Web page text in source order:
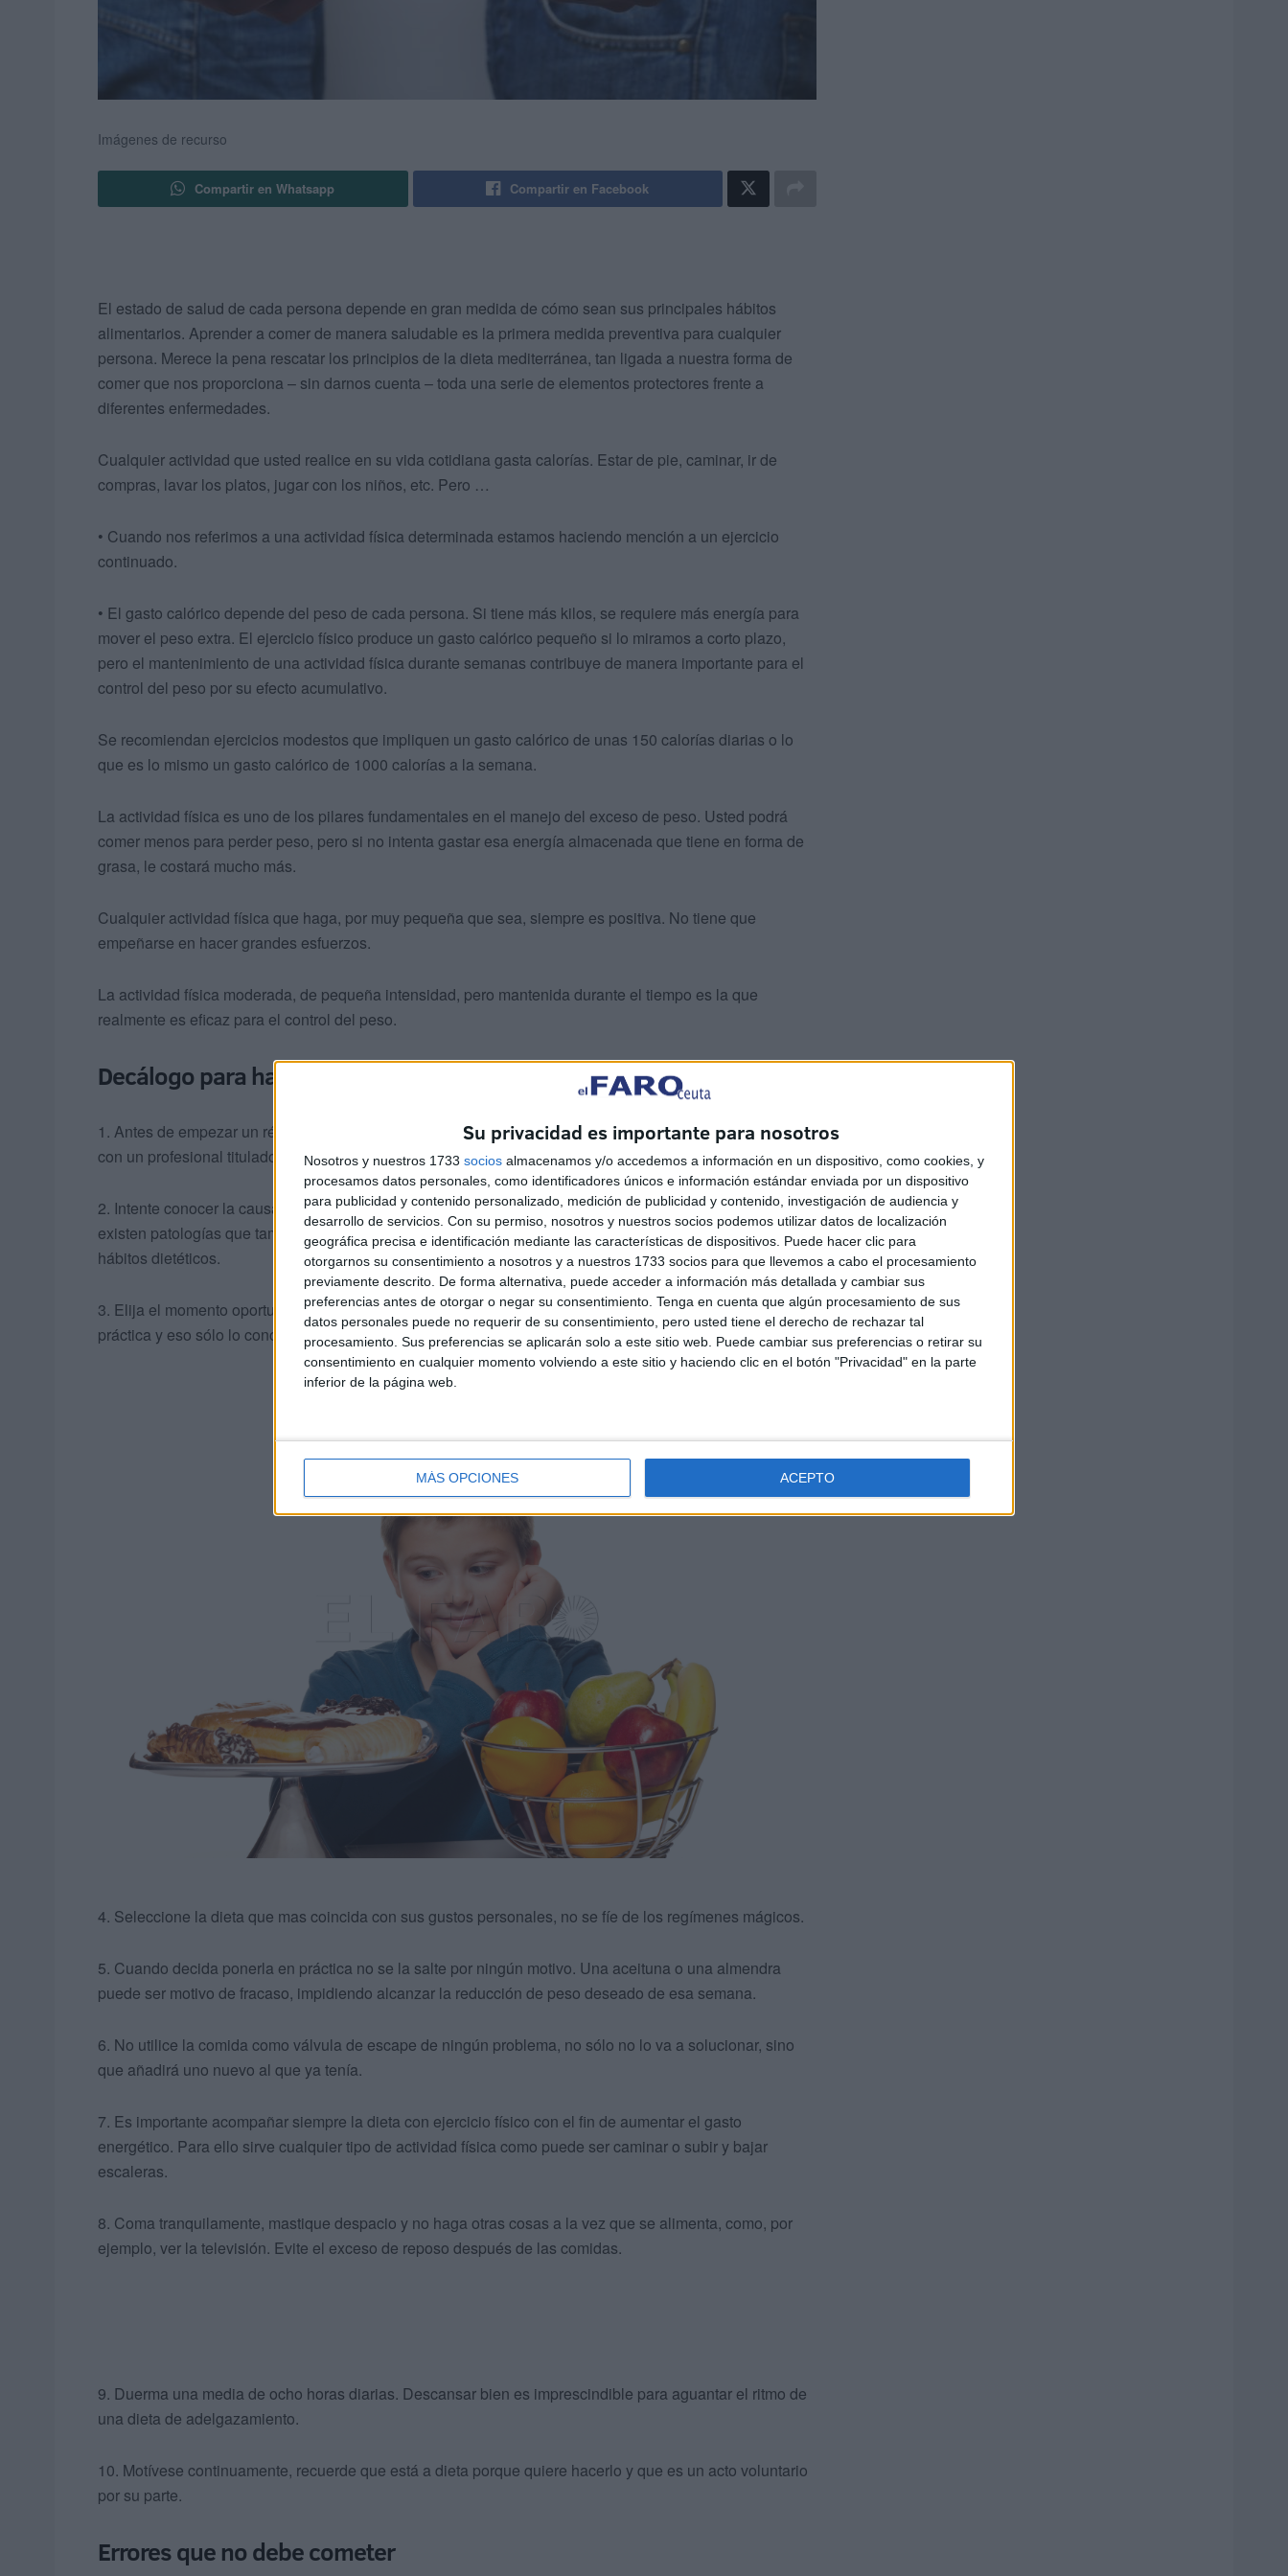
Su privacidad es importante para nosotros
Nosotros y nuestros 1733 socios almacenamos y/o accedemos a información en un dispositivo, como cookies, y
procesamos datos personales, como identificadores únicos e información estándar enviada por un dispositivo
para publicidad y contenido personalizado, medición de publicidad y contenido, investigación de audiencia y
desarrollo de servicios. Con su permiso, nosotros y nuestros socios podemos utilizar datos de localización
geográfica precisa e identificación mediante las características de dispositivos. Puede hacer clic para
otorgarnos su consentimiento a nosotros y a nuestros 1733 socios para que llevemos a cabo el procesamiento
previamente descrito. De forma alternativa, puede acceder a información más detallada y cambiar sus
preferencias antes de otorgar o negar su consentimiento. Tenga en cuenta que algún procesamiento de sus
datos personales puede no requerir de su consentimiento, pero usted tiene el derecho de rechazar tal
procesamiento. Sus preferencias se aplicarán solo a este sitio web. Puede cambiar sus preferencias o retirar su
consentimiento en cualquier momento volviendo a este sitio y haciendo clic en el botón "Privacidad" en la parte
inferior de la página web.
MÁS OPCIONES ACEPTO
Imágenes de recurso
Compartir en Whatsapp Compartir en Facebook
El estado de salud de cada persona depende en gran medida de cómo sean sus principales hábitos
alimentarios. Aprender a comer de manera saludable es la primera medida preventiva para cualquier
persona. Merece la pena rescatar los principios de la dieta mediterránea, tan ligada a nuestra forma de
comer que nos proporciona – sin darnos cuenta – toda una serie de elementos protectores frente a
diferentes enfermedades.
Cualquier actividad que usted realice en su vida cotidiana gasta calorías. Estar de pie, caminar, ir de
compras, lavar los platos, jugar con los niños, etc. Pero …
• Cuando nos referimos a una actividad física determinada estamos haciendo mención a un ejercicio
continuado.
• El gasto calórico depende del peso de cada persona. Si tiene más kilos, se requiere más energía para
mover el peso extra. El ejercicio físico produce un gasto calórico pequeño si lo miramos a corto plazo,
pero el mantenimiento de una actividad física durante semanas contribuye de manera importante para el
control del peso por su efecto acumulativo.
Se recomiendan ejercicios modestos que impliquen un gasto calórico de unas 150 calorías diarias o lo
que es lo mismo un gasto calórico de 1000 calorías a la semana.
La actividad física es uno de los pilares fundamentales en el manejo del exceso de peso. Usted podrá
comer menos para perder peso, pero si no intenta gastar esa energía almacenada que tiene en forma de
grasa, le costará mucho más.
Cualquier actividad física que haga, por muy pequeña que sea, siempre es positiva. No tiene que
empeñarse en hacer grandes esfuerzos.
La actividad física moderada, de pequeña intensidad, pero mantenida durante el tiempo es la que
realmente es eficaz para el control del peso.
Decálogo para hacer una dieta correcta
1. Antes de empezar un régimen alimenticio, sobre todo si va durar más de dos semanas, debe consultar
con un profesional titulado y especializado.
2. Intente conocer la causa de su aumento de peso. Si bien es cierto que la herencia es importante y
existen patologías que también pueden originarlo, no olvide que el motivo frecuente es tener unos malos
hábitos dietéticos.
3. Elija el momento oportuno para iniciar la dieta, es importante el estado de ánimo para ponerla en
práctica y eso sólo lo conoce usted.
4. Seleccione la dieta que mas coincida con sus gustos personales, no se fíe de los regímenes mágicos.
5. Cuando decida ponerla en práctica no se la salte por ningún motivo. Una aceituna o una almendra
puede ser motivo de fracaso, impidiendo alcanzar la reducción de peso deseado de esa semana.
6. No utilice la comida como válvula de escape de ningún problema, no sólo no lo va a solucionar, sino
que añadirá uno nuevo al que ya tenía.
7. Es importante acompañar siempre la dieta con ejercicio físico con el fin de aumentar el gasto
energético. Para ello sirve cualquier tipo de actividad física como puede ser caminar o subir y bajar
escaleras.
8. Coma tranquilamente, mastique despacio y no haga otras cosas a la vez que se alimenta, como, por
ejemplo, ver la televisión. Evite el exceso de reposo después de las comidas.
9. Duerma una media de ocho horas diarias. Descansar bien es imprescindible para aguantar el ritmo de
una dieta de adelgazamiento.
10. Motívese continuamente, recuerde que está a dieta porque quiere hacerlo y que es un acto voluntario
por su parte.
Errores que no debe cometer